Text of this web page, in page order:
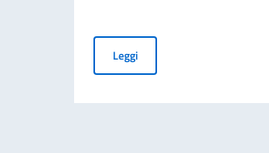
LeggiBusiness Insights from